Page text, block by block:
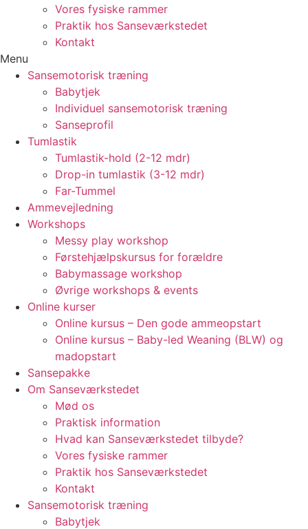
Vores fysiske rammer
Praktik hos Sanseværkstedet
Kontakt
Menu
Sansemotorisk træning
Babytjek
Individuel sansemotorisk træning
Sanseprofil
Tumlastik
Tumlastik-hold (2-12 mdr)
Drop-in tumlastik (3-12 mdr)
Far-Tummel
Ammevejledning
Workshops
Messy play workshop
Førstehjælpskursus for forældre
Babymassage workshop
Øvrige workshops & events
Online kurser
Online kursus – Den gode ammeopstart
Online kursus – Baby-led Weaning (BLW) og
madopstart
Sansepakke
Om Sanseværkstedet
Mød os
Praktisk information
Hvad kan Sanseværkstedet tilbyde?
Vores fysiske rammer
Praktik hos Sanseværkstedet
Kontakt
Sansemotorisk træning
Babytjek